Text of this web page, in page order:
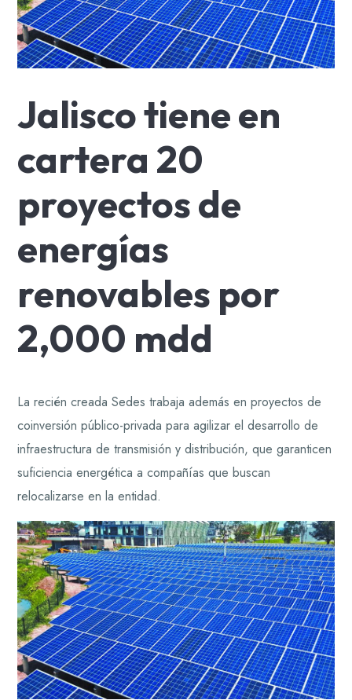
Jalisco tiene en
cartera 20
proyectos de
energías
renovables por
2,000 mdd
La recién creada Sedes trabaja además en proyectos de
coinversión público-privada para agilizar el desarrollo de
infraestructura de transmisión y distribución, que garanticen
suficiencia energética a compañías que buscan
relocalizarse en la entidad.